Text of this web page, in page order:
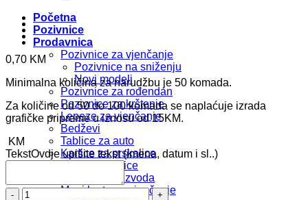
Početna
Pozivnice
Prodavnica
Pozivnice za vjenčanje
Pozivnice na sniženju
Novi modeli
Pozivnice za rođendan
Pozivnice za krštenje
Lepeze za vjenčanje
Bedževi
Tablice za auto
Kartice za prskalice
Foto zahvalnice
Kompleti proizvoda
Meni karte za vjenčanje
0,70 KM
Minimalna količina za narudžbu je 50 komada.
Za količine od 50 do 100 komada se naplaćuje izrada
grafičke pripreme u iznosu od 15KM.
KM
TekstOvdje upišite tekst (imena, datum i sl..)
Bedž